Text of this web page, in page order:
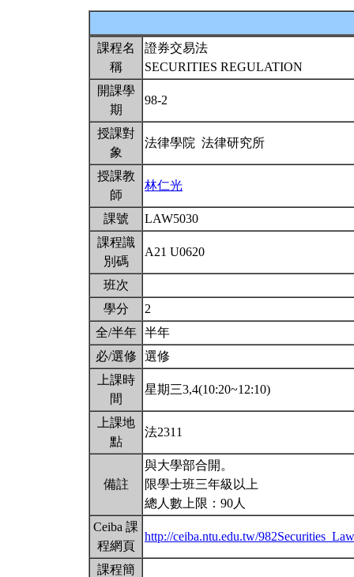
課程名
稱
證券交易法
SECURITIES REGULATION
開課學
期
98-2
授課對
象
法律學院 法律研究所
授課教
師
林仁光
課號
LAW5030
課程識
別碼
A21 U0620
班次
學分
2
全/半年
半年
必/選修
選修
上課時
間
星期三3,4(10:20~12:10)
上課地
點
法2311
備註
與大學部合開。
限學士班三年級以上
總人數上限：90人
Ceiba 課
程網頁
http://ceiba.ntu.edu.tw/982Securities_Law
課程簡